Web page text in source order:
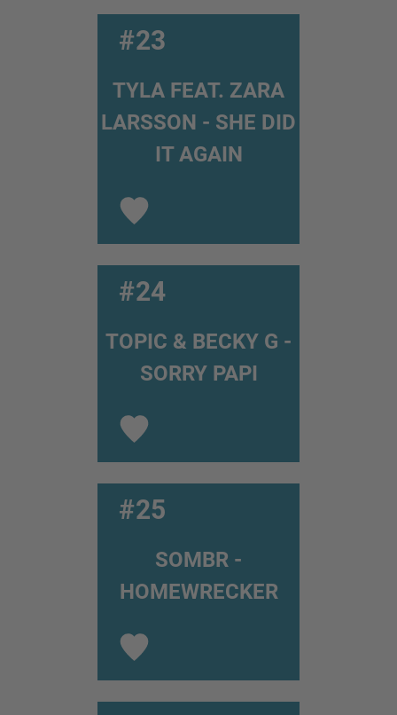
#23
TYLA FEAT. ZARA
LARSSON - SHE DID
IT AGAIN
#24
TOPIC & BECKY G -
SORRY PAPI
#25
SOMBR -
HOMEWRECKER